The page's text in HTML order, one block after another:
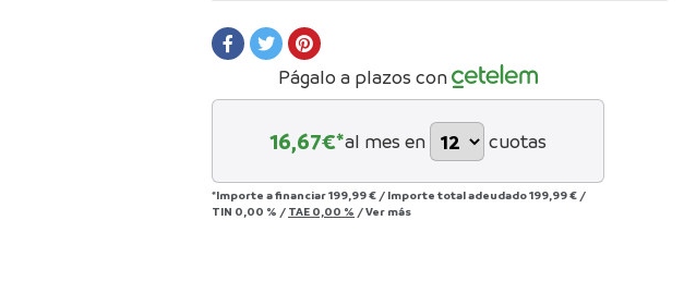
Págalo a plazos con
16,67€*al mes en cuotas
*Importe a financiar199,99 € / Importe total adeudado199,99 € /
TIN 0,00 % / TAE 0,00 % /Ver más